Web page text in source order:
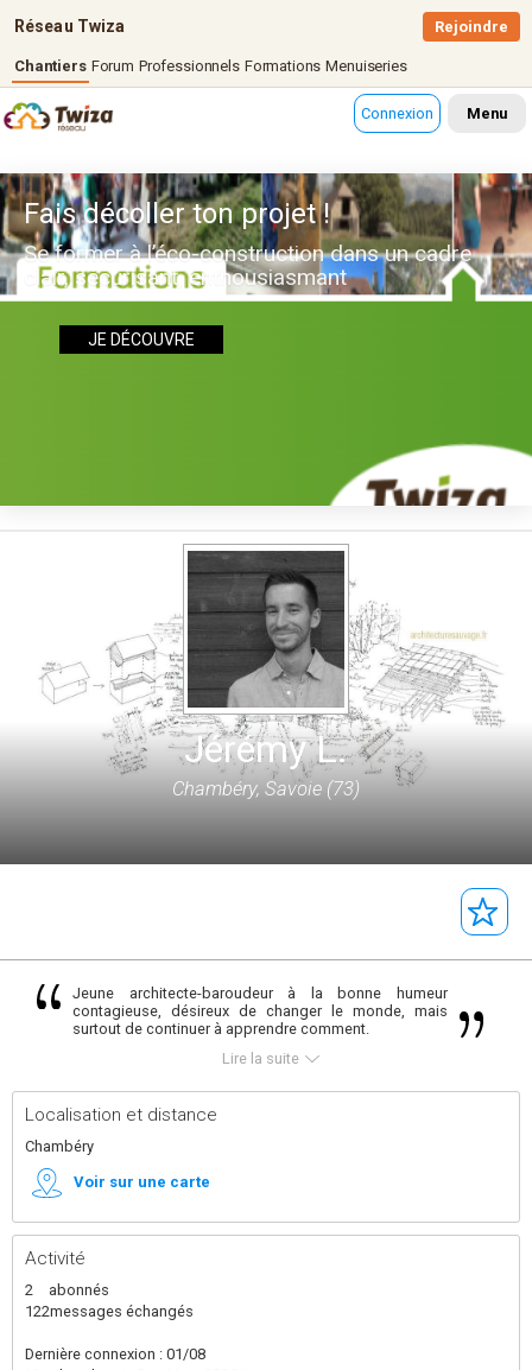
Réseau Twiza
Chantiers Forum Professionnels Formations Menuiseries
Rejoindre
Connexion Menu
Fais décoller ton projet !
Se former à l’éco-construction dans un cadre
clair, sécurisant, enthousiasmant
JE DÉCOUVRE
Jérémy L.
Chambéry, Savoie (73)
Jeune architecte-baroudeur à la bonne humeur
contagieuse, désireux de changer le monde, mais
surtout de continuer à apprendre comment.
Lire la suite
Localisation et distance
Chambéry
Voir sur une carte
Activité
2
abonnés
122messages échangés
Dernière connexion : 01/08